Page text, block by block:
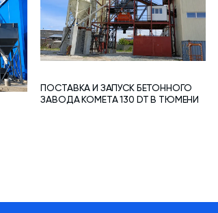
ПОСТАВКА И ЗАПУСК БЕТОННОГО
ЗАВОДА КОМЕТА 130 DT В ТЮМЕНИ